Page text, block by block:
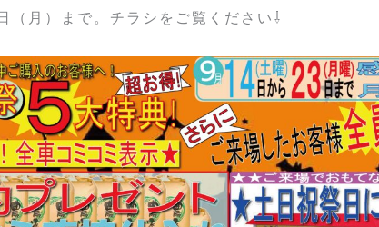
（月）まで。チラシをご覧ください⇩